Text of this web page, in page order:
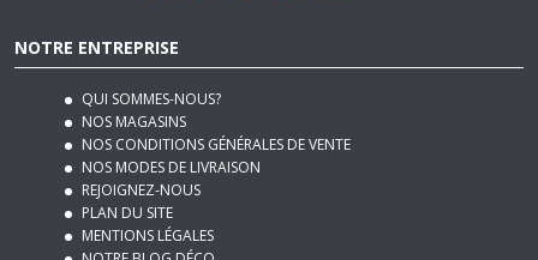
QUI SOMMES-NOUS?
NOS MAGASINS
NOS CONDITIONS GÉNÉRALES DE VENTE
NOS MODES DE LIVRAISON
REJOIGNEZ-NOUS
PLAN DU SITE
MENTIONS LÉGALES
NOTRE BLOG DÉCO